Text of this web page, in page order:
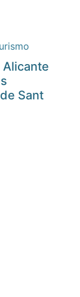
Alicante
Sant